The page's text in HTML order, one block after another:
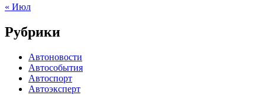
« Июл
Рубрики
Автоновости
Автособытия
Автоспорт
Автоэксперт